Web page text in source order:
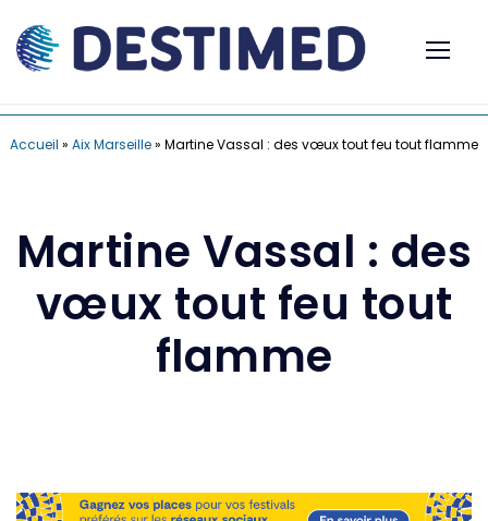
Accueil » Aix Marseille» Martine Vassal : des vœux tout feu tout flamme
Martine Vassal : des
vœux tout feu tout
flamme